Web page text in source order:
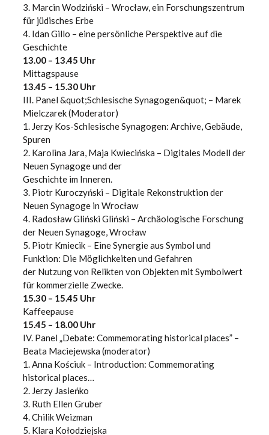
3. Marcin Wodziński – Wrocław, ein Forschungszentrum
für jüdisches Erbe
4. Idan Gillo – eine persönliche Perspektive auf die
Geschichte
13.00 – 13.45 Uhr
Mittagspause
13.45 – 15.30 Uhr
III. Panel &quot;Schlesische Synagogen&quot; – Marek
Mielczarek (Moderator)
1. Jerzy Kos-Schlesische Synagogen: Archive, Gebäude,
Spuren
2. Karolina Jara, Maja Kwiecińska – Digitales Modell der
Neuen Synagoge und der
Geschichte im Inneren.
3. Piotr Kuroczyński – Digitale Rekonstruktion der
Neuen Synagoge in Wrocław
4. Radosław Gliński Gliński – Archäologische Forschung
der Neuen Synagoge, Wrocław
5. Piotr Kmiecik – Eine Synergie aus Symbol und
Funktion: Die Möglichkeiten und Gefahren
der Nutzung von Relikten von Objekten mit Symbolwert
für kommerzielle Zwecke.
15.30 – 15.45 Uhr
Kaffeepause
15.45 – 18.00 Uhr
IV. Panel „Debate: Commemorating historical places” –
Beata Maciejewska (moderator)
1. Anna Kościuk – Introduction: Commemorating
historical places…
2. Jerzy Jasieńko
3. Ruth Ellen Gruber
4. Chilik Weizman
5. Klara Kołodziejska